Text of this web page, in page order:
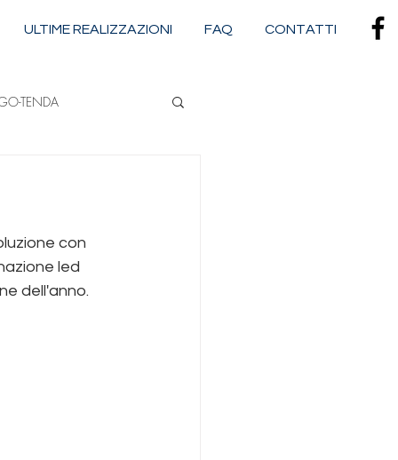
ULTIME REALIZZAZIONI FAQ CONTATTI
TENDA
con
led
dell'anno.